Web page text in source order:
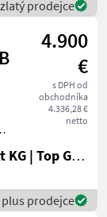
prodejce
4.900
€
s DPH od
obchodníka
4.336,28 €
netto
Landmarkt KG | Top Gebrauchtmaschinen Zentrum
prodejce